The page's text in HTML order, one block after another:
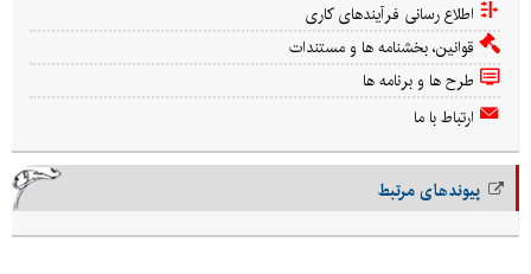
اطلاع رسانی فرآیندهای کاری
قوانین، بخشنامه ها و مستندات
طرح ها و برنامه ها
ارتباط با ما
پیوندهای مرتبط